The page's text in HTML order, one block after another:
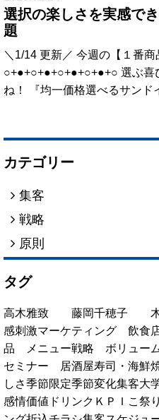
カテゴリー
集客
戦略
原則
タグ
高木雅致 藤岡千穂子
感刺激マーケティング 飲食
品
メニュー戦略 ボリュー
セミナー
居酒屋寿司・海鮮
しさ季節限定季節変化集客大
感情価値 ドリンク ＫＰＩ こ祭り
選択の楽しさを実感で
題
＼1/14 更新／ 今週の【１番商
○+●+○+●+○+●+○+●+○ 選ぶ喜
ね！ 『均一価格選べるサン